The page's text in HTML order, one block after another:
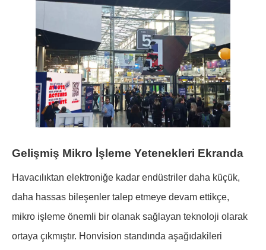
Gelişmiş Mikro İşleme Yetenekleri Ekranda
Havacılıktan elektroniğe kadar endüstriler daha küçük,
daha hassas bileşenler talep etmeye devam ettikçe,
mikro işleme önemli bir olanak sağlayan teknoloji olarak
ortaya çıkmıştır. Honvision standında aşağıdakileri